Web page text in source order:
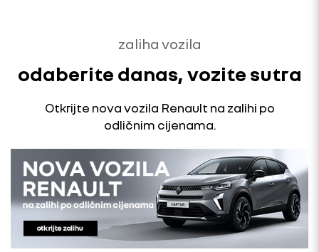
zaliha vozila
odaberite danas, vozite sutra
Otkrijte nova vozila Renault na zalihi po
odličnim cijenama.